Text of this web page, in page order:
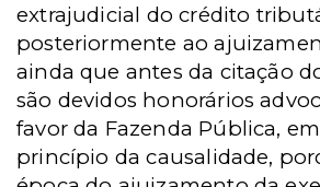
extrajudicial do crédito
posteriormente ao
ainda que antes da citação
são devidos honorários
favor da Fazenda Pública,
princípio da causalidade,